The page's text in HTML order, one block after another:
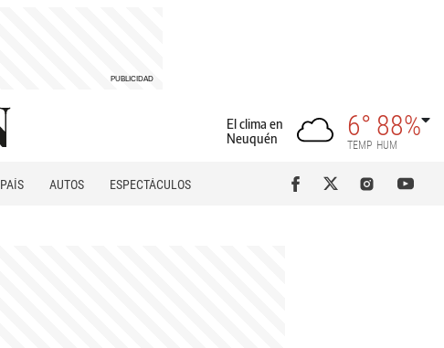
El clima en
Neuquén
6°
TEMP
88%
HUM
PAÍS AUTOS
ESPECTÁCULOS